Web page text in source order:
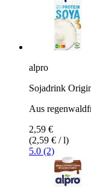
alpro
Sojadrink
Aus
2,59 €
(2,59 € / l)
5.0 (2)